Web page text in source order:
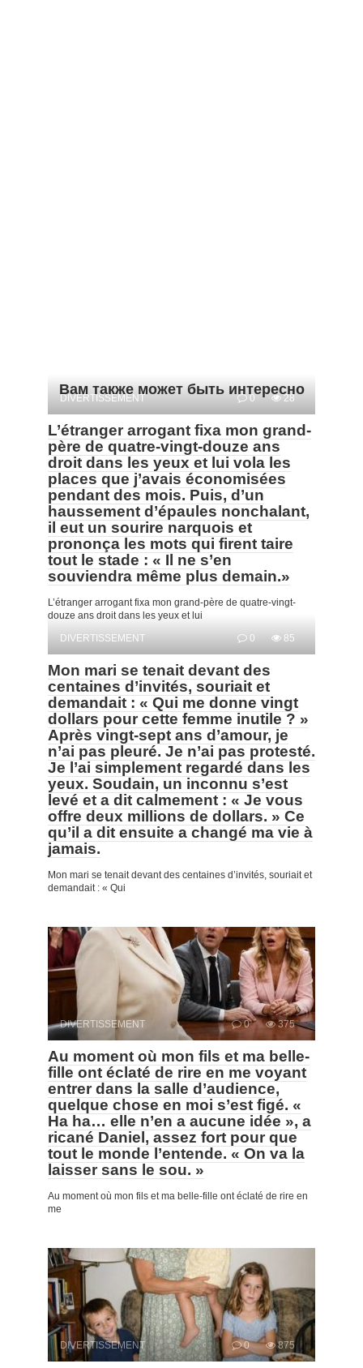
Вам также может быть интересно
DIVERTISSEMENT 0 28
L’étranger arrogant fixa mon grand-
père de quatre-vingt-douze ans
droit dans les yeux et lui vola les
places que j’avais économisées
pendant des mois. Puis, d’un
haussement d’épaules nonchalant,
il eut un sourire narquois et
prononça les mots qui firent taire
tout le stade : « Il ne s’en
souviendra même plus demain.»
L’étranger arrogant fixa mon grand-père de quatre-vingt-
douze ans droit dans les yeux et lui
DIVERTISSEMENT
0 85
Mon mari se tenait devant des
centaines d’invités, souriait et
demandait : « Qui me donne vingt
dollars pour cette femme inutile ? »
Après vingt-sept ans d’amour, je
n’ai pas pleuré. Je n’ai pas protesté.
Je l’ai simplement regardé dans les
yeux. Soudain, un inconnu s’est
levé et a dit calmement : « Je vous
offre deux millions de dollars. » Ce
qu’il a dit ensuite a changé ma vie à
jamais.
Mon mari se tenait devant des centaines d’invités, souriait et
demandait : « Qui
DIVERTISSEMENT 0 375
Au moment où mon fils et ma belle-
fille ont éclaté de rire en me voyant
entrer dans la salle d’audience,
quelque chose en moi s’est figé. «
Ha ha… elle n’en a aucune idée », a
ricané Daniel, assez fort pour que
tout le monde l’entende. « On va la
laisser sans le sou. »
Au moment où mon fils et ma belle-fille ont éclaté de rire en
me
DIVERTISSEMENT 0 875